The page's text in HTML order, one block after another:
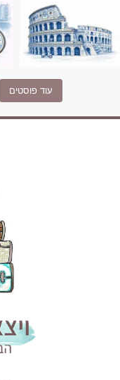
עוד פוסטים